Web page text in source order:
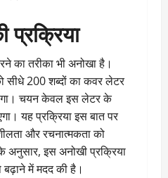
का तरीका भी अनोखा है।
सीधे 200 शब्दों का कवर लेटर
चयन केवल इस लेटर के
यह प्रक्रिया इस बात पर
और रचनात्मकता को
अनुसार, इस अनोखी प्रक्रिया
में मदद की है।